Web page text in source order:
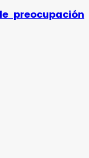
preocupación